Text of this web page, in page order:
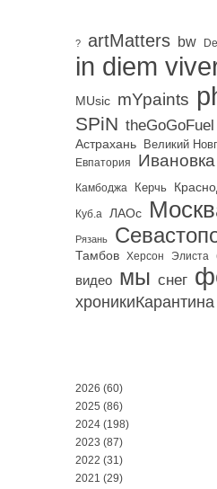
? artMatters bw
in diem
MUsic mYpaints
SPiN theGoGoFuel
Астрахань Великий
Евпатория Ивановка
Камбоджа Керчь
Куб.а ЛАОс
Рязань
Тамбов Херсон Элиста
видео мы снег
хроникиКарантина
2026 (60)
2025 (86)
2024 (198)
2023 (87)
2022 (31)
2021 (29)